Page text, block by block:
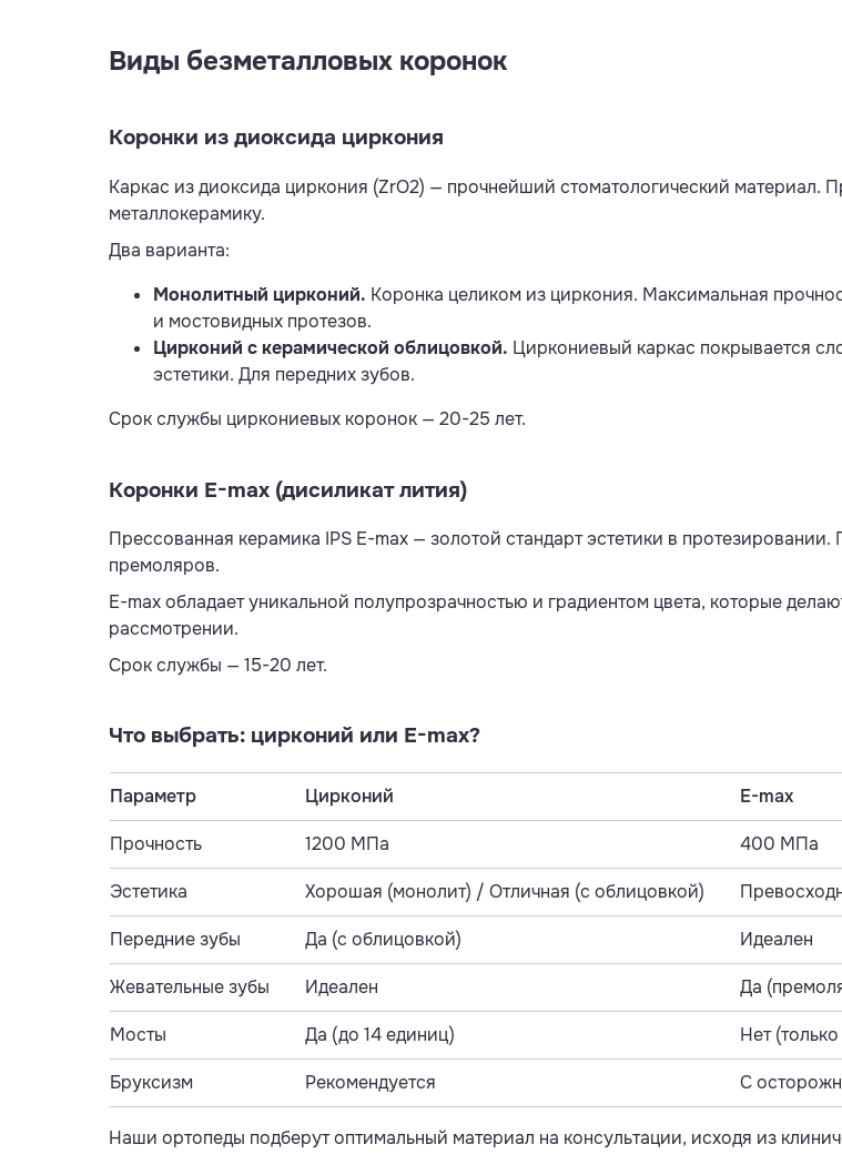
Виды безметалловых коронок
Коронки из диоксида циркония
Каркас из диоксида циркония (ZrO2) — прочнейший стоматологический материал.
металлокерамику.
Два варианта:
Монолитный цирконий. Коронка целиком из циркония. Максимальная
и мостовидных протезов.
Цирконий с керамической облицовкой. Циркониевый каркас покрывается
эстетики. Для передних зубов.
Срок службы циркониевых коронок — 20-25 лет.
Коронки E-max (дисиликат лития)
Прессованная керамика IPS E-max — золотой стандарт эстетики в
премоляров.
E-max обладает уникальной полупрозрачностью и градиентом цвета, которые
рассмотрении.
Срок службы — 15-20 лет.
Что выбрать: цирконий или E-max?
Параметр Цирконий E-max
Прочность 1200 МПа 400 МПа
Эстетика Хорошая (монолит) / Отличная (с облицовкой)
Передние зубы Да (с облицовкой) Идеален
Жевательные зубы Идеален Да
Мосты Да (до 14 единиц) Нет
Бруксизм Рекомендуется С
Наши ортопеды подберут оптимальный материал на консультации, исходя из